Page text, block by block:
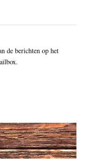
de berichten op het